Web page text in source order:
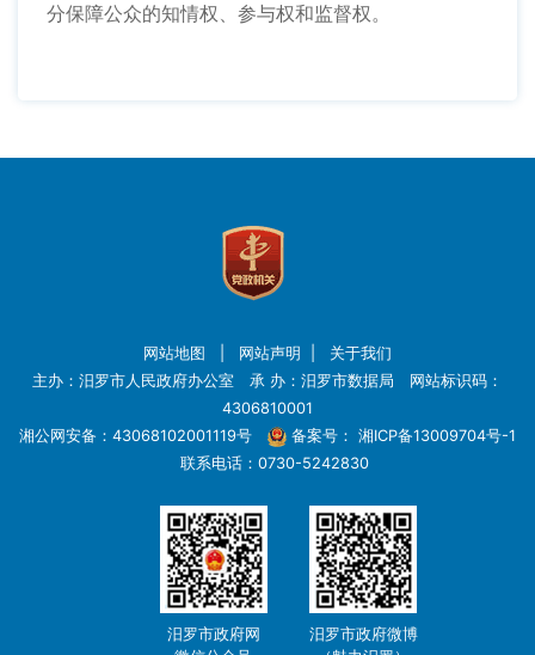
分保障公众的知情权、参与权和监督权。
网站地图 网站声明
关于我们
主办：汨罗市人民政府办公室 承 办：汨罗市数据局 网站标识码：
4306810001
湘公网安备：43068102001119号
备案号： 湘ICP备13009704号-1
联系电话：0730-5242830
汨罗市政府网
汨罗市政府微博